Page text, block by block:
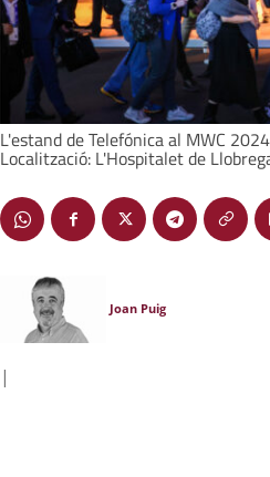
L'estand de Telefónica al MWC
Localització: L'Hospitalet de
Joan Puig
|